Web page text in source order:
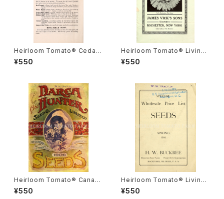
Heirloom Tomato® Cedar
Hill エアルーム・トマト・セダー・
ヒル
¥550
Heirloom Tomato® Livings
ton's Crimson Globe エアル
ーム・トマト・リビングストンズ・
¥550
Heirloom Tomato® Canad
a Pride エアルーム・トマト・カ
ナダ・プライド
¥550
Heirloom Tomato® Livings
ton's Crimson Cushion エア
ルーム・トマト・リビングストン
¥550